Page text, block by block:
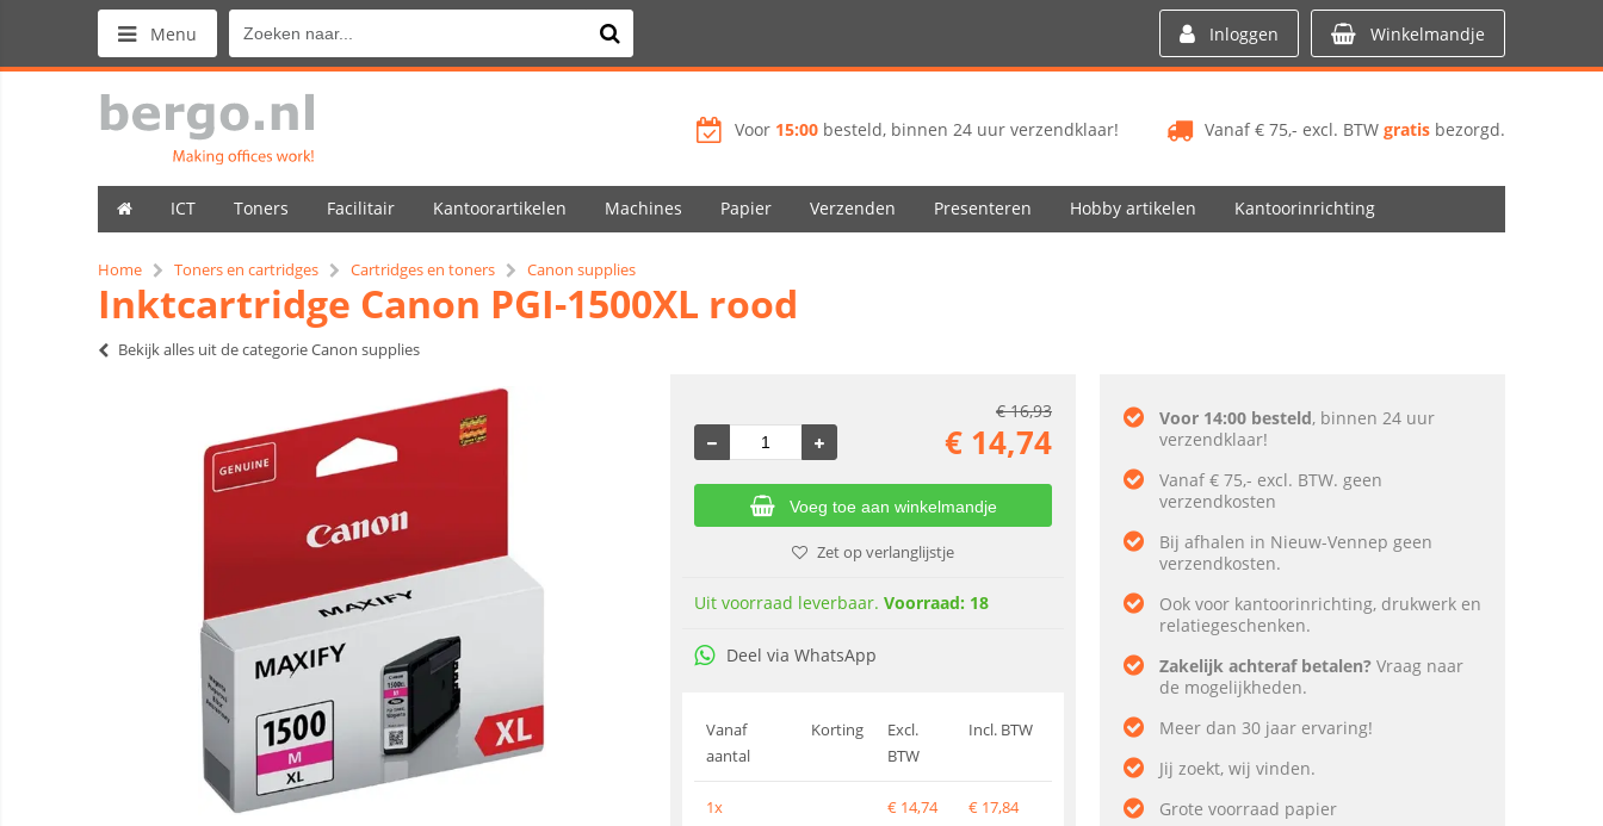
Menu Inloggen Winkelmandje
Vanaf € 75,- excl. BTW gratis bezorgd.
Voor 15:00 besteld, binnen 24 uur verzendklaar!
ICT Toners Facilitair Kantoorartikelen Machines Papier Verzenden Presenteren Hobby artikelen Kantoorinrichting
Home Toners en cartridges Cartridges en toners Canon supplies
Inktcartridge Canon PGI-1500XL rood
Bekijk alles uit de categorie Canon supplies
€16,93
€ 14,74
Voeg toe aan winkelmandje
Zet op verlanglijstje
Uit voorraad leverbaar. Voorraad: 18
Deel via WhatsApp
Vanaf
aantal
Korting
Excl.
BTW
Incl. BTW
1x € 14,74 € 17,84
Voor 14:00 besteld, binnen 24 uur
verzendklaar!
Vanaf € 75,- excl. BTW. geen
verzendkosten
Bij afhalen in Nieuw-Vennep geen
verzendkosten.
Ook voor kantoorinrichting, drukwerk en
relatiegeschenken.
Zakelijk achteraf betalen? Vraag naar
de mogelijkheden.
Meer dan 30 jaar ervaring!
Jij zoekt, wij vinden.
Grote voorraad papier